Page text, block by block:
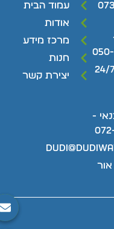
24/7
-
8 אור
עמוד הבית
אודות
מרכז מידע
חנות
יצירת קשר